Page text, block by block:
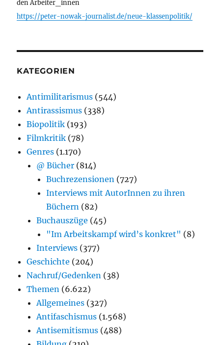
den Arbeiter_innen
https://peter-nowak-journalist.de/neue-klassenpolitik/
KATEGORIEN
Antimilitarismus (544)
Antirassismus (338)
Biopolitik (193)
Filmkritik (78)
Genres (1.170)
@ Bücher (814)
Buchrezensionen (727)
Interviews mit AutorInnen zu ihren
Büchern (82)
Buchauszüge (45)
"Im Arbeitskampf wird’s konkret" (8)
Interviews (377)
Geschichte (204)
Nachruf/Gedenken (38)
Themen (6.622)
Allgemeines (327)
Antifaschismus (1.568)
Antisemitismus (488)